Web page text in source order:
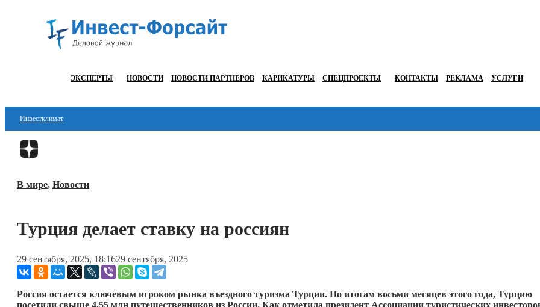
ЭКСПЕРТЫ НОВОСТИ НОВОСТИ ПАРТНЕРОВ КАРИКАТУРЫ СПЕЦПРОЕКТЫ КОНТАКТЫ РЕКЛАМА УСЛУГИ
Инвестклимат
Финансы
Блокчейн
Технологии
ESG
В мире, Новости
Турция делает ставку на россиян
29 сентября, 2025, 18:1629 сентября, 2025
Россия остается ключевым игроком рынка въездного туризма Турции. По итогам восьми месяцев этого года, Турцию
посетили свыше 4,55 млн путешественников из России. Как отметила президент Ассоциации туристических